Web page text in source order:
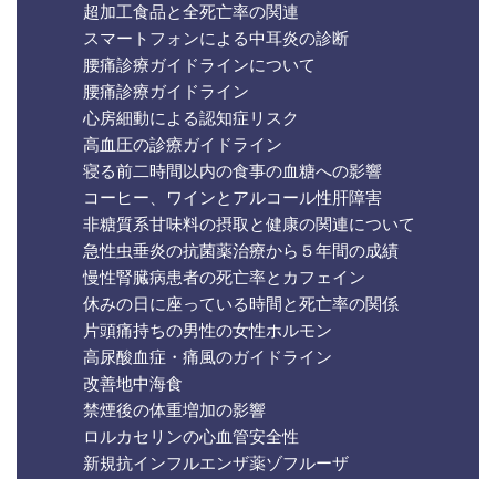
超加工食品と全死亡率の関連
スマートフォンによる中耳炎の診断
腰痛診療ガイドラインについて
腰痛診療ガイドライン
心房細動による認知症リスク
高血圧の診療ガイドライン
寝る前二時間以内の食事の血糖への影響
コーヒー、ワインとアルコール性肝障害
非糖質系甘味料の摂取と健康の関連について
急性虫垂炎の抗菌薬治療から５年間の成績
慢性腎臓病患者の死亡率とカフェイン
休みの日に座っている時間と死亡率の関係
片頭痛持ちの男性の女性ホルモン
高尿酸血症・痛風のガイドライン
改善地中海食
禁煙後の体重増加の影響
ロルカセリンの心血管安全性
新規抗インフルエンザ薬ゾフルーザ